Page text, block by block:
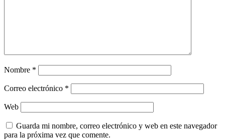
Nombre *
Correo electrónico *
Web
Guarda mi nombre, correo electrónico y web en este navegador
para la próxima vez que comente.